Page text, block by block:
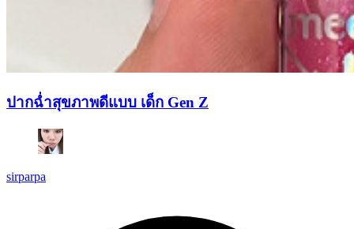
ปากฉ่ำสุขภาพดีแบบ เด็ก Gen Z
sirparpa